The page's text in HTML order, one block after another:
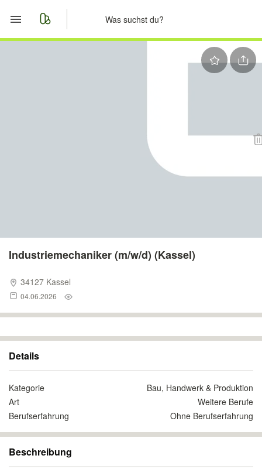
Industriemechaniker (m/w/d) (Kassel)
34127 Kassel
04.06.2026
Details
Kategorie
Bau, Handwerk & Produktion
Art
Weitere Berufe
Berufserfahrung
Ohne Berufserfahrung
Beschreibung